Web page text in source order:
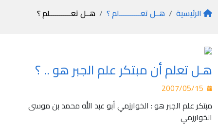
الرئيسية هــل تعـــــــــــلم ؟ هــل تعـــــــــــلم ؟
هـل تعلم أن مبتكر علم الجبر هو .. ؟
مبتكر علم الجبر هو : الخوارزمي أبو عبد الله محمد بن موسى
الخوارزمي